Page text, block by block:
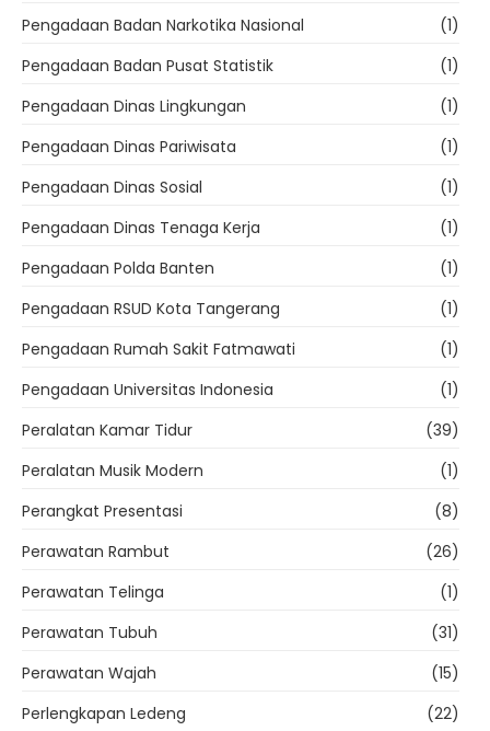
Pengadaan Badan Narkotika Nasional
(1)
Pengadaan Badan Pusat Statistik
(1)
Pengadaan Dinas Lingkungan
(1)
Pengadaan Dinas Pariwisata
(1)
Pengadaan Dinas Sosial
(1)
Pengadaan Dinas Tenaga Kerja
(1)
Pengadaan Polda Banten
(1)
Pengadaan RSUD Kota Tangerang
(1)
Pengadaan Rumah Sakit Fatmawati
(1)
Pengadaan Universitas Indonesia
(1)
Peralatan Kamar Tidur
(39)
Peralatan Musik Modern
(1)
Perangkat Presentasi
(8)
Perawatan Rambut
(26)
Perawatan Telinga
(1)
Perawatan Tubuh
(31)
Perawatan Wajah
(15)
Perlengkapan Ledeng
(22)